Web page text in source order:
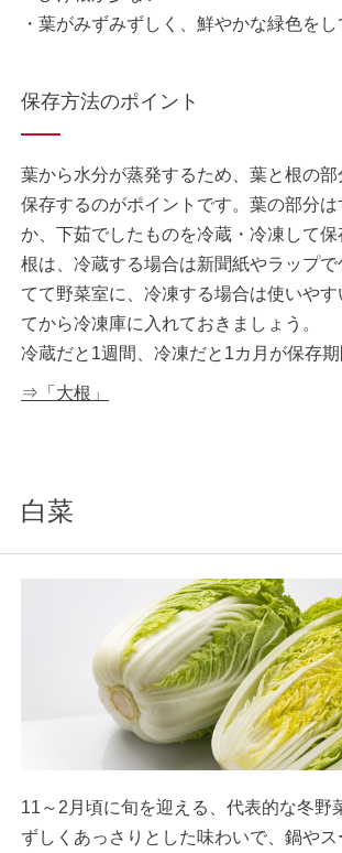
・葉がみずみずしく、鮮やかな緑色をし
保存方法のポイント
葉から水分が蒸発するため、葉と根の部
保存するのがポイントです。葉の部分は
か、下茹でしたものを冷蔵・冷凍して保
根は、冷蔵する場合は新聞紙やラップ
てて野菜室に、冷凍する場合は使いや
てから冷凍庫に入れておきましょう。
冷蔵だと1週間、冷凍だと1カ月が保存期
⇒「大根」
白菜
11～2月頃に旬を迎える、代表的な冬野
ずしくあっさりとした味わいで、鍋やス